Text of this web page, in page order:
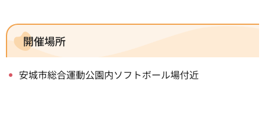
開催場所
安城市総合運動公園内ソフトボール場付近